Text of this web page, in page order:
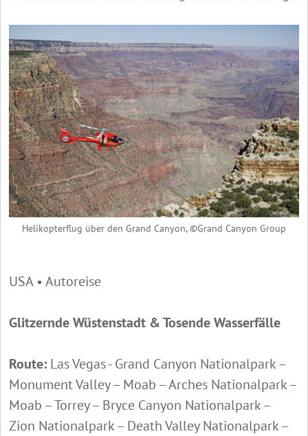
Helikopterflug über den Grand Canyon, ©Grand Canyon Group
USA • Autoreise
Glitzernde Wüstenstadt & Tosende Wasserfälle
Route: Las Vegas - Grand Canyon Nationalpark –
Monument Valley – Moab – Arches Nationalpark –
Moab – Torrey – Bryce Canyon Nationalpark –
Zion Nationalpark – Death Valley Nationalpark –